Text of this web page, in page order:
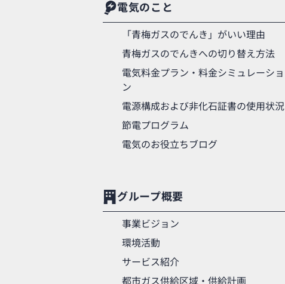
電気のこと
「青梅ガスのでんき」がいい理由
青梅ガスのでんきへの切り替え方法
電気料金プラン・料金シミュレーショ
ン
電源構成および非化石証書の使用状況
節電プログラム
電気のお役立ちブログ
グループ概要
事業ビジョン
環境活動
サービス紹介
都市ガス供給区域・供給計画